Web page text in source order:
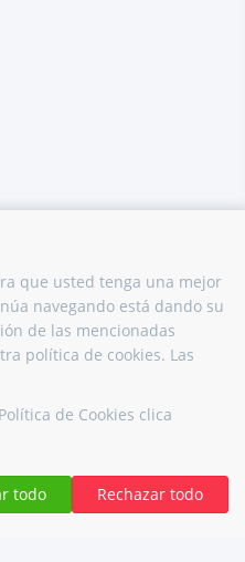
que usted tenga una mejor
navegando está dando su
de las mencionadas
política de cookies. Las
de Cookies clica
Rechazar todo
todo